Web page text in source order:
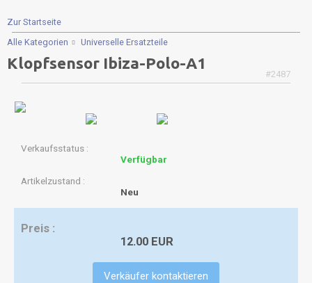
Zur Startseite
Alle Kategorien
Universelle Ersatzteile
Klopfsensor Ibiza-Polo-A1
#2487
Verkaufsstatus
Verfügbar
Artikelzustand
Neu
Preis
12.00 EUR
Verkäufer kontaktieren